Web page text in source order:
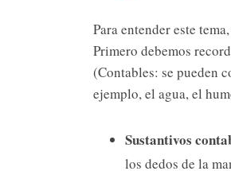
Para entender este
Primero debemos
(Contables: se
ejemplo, el agua, el
Sustantivos
los dedos de la